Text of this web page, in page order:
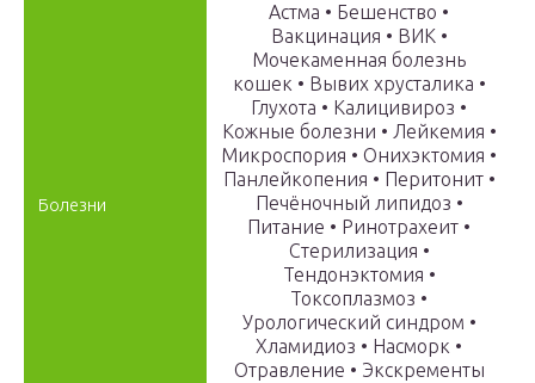
Болезни
Астма • Бешенство •
Вакцинация • ВИК •
Мочекаменная болезнь
кошек • Вывих хрусталика •
Глухота • Калицивироз •
Кожные болезни • Лейкемия •
Микроспория • Онихэктомия •
Панлейкопения • Перитонит •
Печёночный липидоз •
Питание • Ринотрахеит •
Стерилизация •
Тендонэктомия •
Токсоплазмоз •
Урологический синдром •
Хламидиоз • Насморк •
Отравление • Экскременты